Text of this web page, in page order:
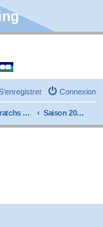
Connexion
Scratchs et Internationaux Saison 2025/2026